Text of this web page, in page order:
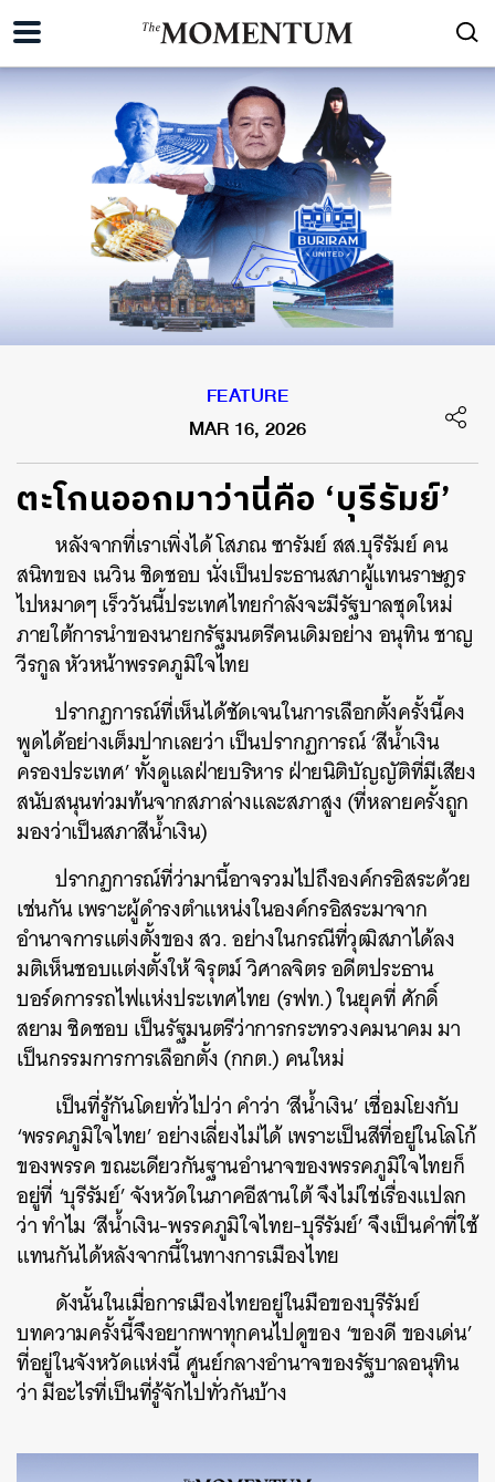
FEATURE
MAR 16, 2026
ตะโกนออกมาว่านี่คือ ‘บุรีรัมย์’
หลังจากที่เราเพิ่งได้ โสภณ ซารัมย์ สส.บุรีรัมย์ คน
สนิทของ เนวิน ชิดชอบ นั่งเป็นประธานสภาผู้แทนราษฎร
ไปหมาดๆ เร็ววันนี้ประเทศไทยกำลังจะมีรัฐบาลชุดใหม่
ภายใต้การนำของนายกรัฐมนตรีคนเดิมอย่าง อนุทิน ชาญ
วีรกูล หัวหน้าพรรคภูมิใจไทย
ปรากฏการณ์ที่เห็นได้ชัดเจนในการเลือกตั้งครั้งนี้คง
พูดได้อย่างเต็มปากเลยว่า เป็นปรากฏการณ์ ‘สีน้ำเงิน
ครองประเทศ’ ทั้งดูแลฝ่ายบริหาร ฝ่ายนิติบัญญัติที่มีเสียง
สนับสนุนท่วมท้นจากสภาล่างและสภาสูง (ที่หลายครั้งถูก
มองว่าเป็นสภาสีน้ำเงิน)
ปรากฏการณ์ที่ว่ามานี้อาจรวมไปถึงองค์กรอิสระด้วย
เช่นกัน เพราะผู้ดำรงตำแหน่งในองค์กรอิสระมาจาก
อำนาจการแต่งตั้งของ สว. อย่างในกรณีที่วุฒิสภาได้ลง
มติเห็นชอบแต่งตั้งให้ จิรุตม์ วิศาลจิตร อดีตประธาน
บอร์ดการรถไฟแห่งประเทศไทย (รฟท.) ในยุคที่ ศักดิ์
สยาม ชิดชอบ เป็นรัฐมนตรีว่าการกระทรวงคมนาคม มา
เป็นกรรมการการเลือกตั้ง (กกต.) คนใหม่
เป็นที่รู้กันโดยทั่วไปว่า คำว่า ‘สีน้ำเงิน’ เชื่อมโยงกับ
‘พรรคภูมิใจไทย’ อย่างเลี่ยงไม่ได้ เพราะเป็นสีที่อยู่ในโลโก้
ของพรรค ขณะเดียวกันฐานอำนาจของพรรคภูมิใจไทยก็
อยู่ที่ ‘บุรีรัมย์’ จังหวัดในภาคอีสานใต้ จึงไม่ใช่เรื่องแปลก
ว่า ทำไม ‘สีน้ำเงิน-พรรคภูมิใจไทย-บุรีรัมย์’ จึงเป็นคำที่ใช้
แทนกันได้หลังจากนี้ในทางการเมืองไทย
ดังนั้นในเมื่อการเมืองไทยอยู่ในมือของบุรีรัมย์
บทความครั้งนี้จึงอยากพาทุกคนไปดูของ ‘ของดี ของเด่น’
ที่อยู่ในจังหวัดแห่งนี้ ศูนย์กลางอำนาจของรัฐบาลอนุทิน
ว่า มีอะไรที่เป็นที่รู้จักไปทั่วกันบ้าง